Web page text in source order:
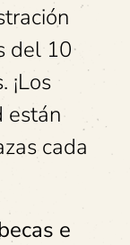
del 10
¡Los
están
cada
e